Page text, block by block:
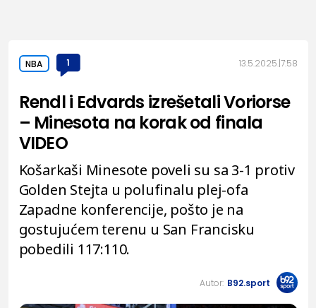
NBA 1 13.5.2025. 7:58
Rendl i Edvards izrešetali Voriorse
– Minesota na korak od finala
VIDEO
Košarkaši Minesote poveli su sa 3-1 protiv
Golden Stejta u polufinalu plej-ofa
Zapadne konferencije, pošto je na
gostujućem terenu u San Francisku
pobedili 117:110.
Autor: B92.sport